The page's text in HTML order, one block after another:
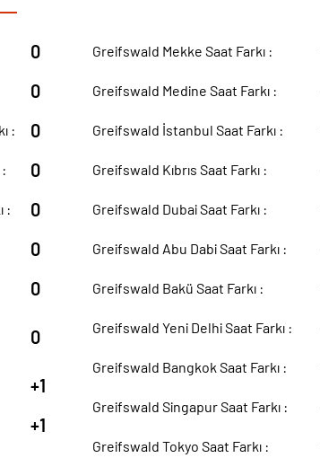
0
0
: 0
0
: 0
0
0
0
+1
+1
Greifswald Mekke Saat Farkı :
Greifswald Medine Saat Farkı :
Greifswald İstanbul Saat Farkı :
Greifswald Kıbrıs Saat Farkı :
Greifswald Dubai Saat Farkı :
Greifswald Abu Dabi Saat Farkı :
Greifswald Bakü Saat Farkı :
Greifswald Yeni Delhi Saat Farkı :
Greifswald Bangkok Saat Farkı :
Greifswald Singapur Saat Farkı :
Greifswald Tokyo Saat Farkı :